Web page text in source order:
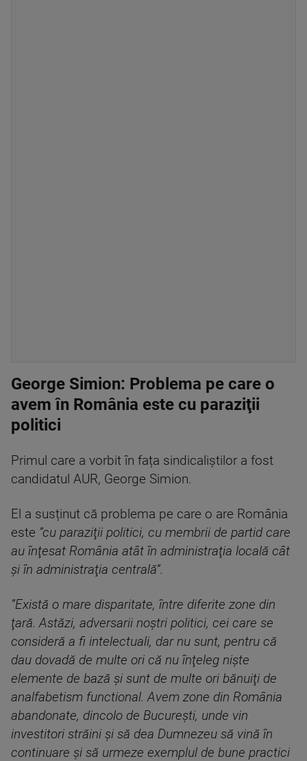
George Simion: Problema pe care o
avem în România este cu paraziţii
politici
Primul care a vorbit în fața sindicaliștilor a fost
candidatul AUR, George Simion.
El a susținut că problema pe care o are România
este ”cu paraziţii politici, cu membrii de partid care
au înţesat România atât în administraţia locală cât
şi în administraţia centrală”.
”Există o mare disparitate, între diferite zone din
ţară. Astăzi, adversarii noştri politici, cei care se
consideră a fi intelectuali, dar nu sunt, pentru că
dau dovadă de multe ori că nu înţeleg nişte
elemente de bază şi sunt de multe ori bănuiţi de
analfabetism functional. Avem zone din România
abandonate, dincolo de Bucureşti, unde vin
investitori străini şi să dea Dumnezeu să vină în
continuare şi să urmeze exemplul de bune practici